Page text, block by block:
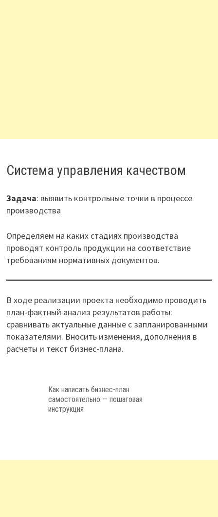
Система управления качеством
Задача: выявить контрольные точки в процессе
производства
Определяем на каких стадиях производства
проводят контроль продукции на соответствие
требованиям нормативных документов.
В ходе реализации проекта необходимо проводить
план-фактный анализ результатов работы:
сравнивать актуальные данные с запланированными
показателями. Вносить изменения, дополнения в
расчеты и текст бизнес-плана.
Как написать бизнес-план
самостоятельно — пошаговая
инструкция